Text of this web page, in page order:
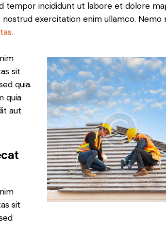
tempor incididunt ut labore et dolore
nostrud exercitation enim ullamco. Nemo
sit
quia.
quia
aut
sit